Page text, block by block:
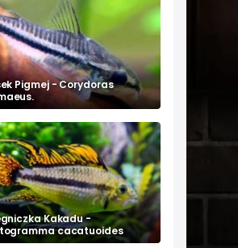
Pigmej - Corydoras
Kakadu -
cacatuoides